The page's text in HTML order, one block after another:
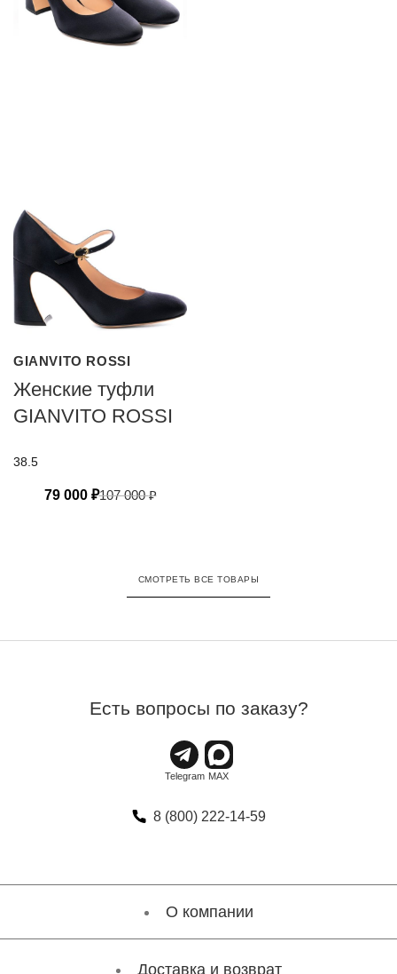
GIANVITO ROSSI
Женские туфли
GIANVITO ROSSI
38.5
79 000 ₽107 000₽
СМОТРЕТЬ ВСЕ ТОВАРЫ
Есть вопросы по заказу?
8 (800) 222-14-59
О компании
Доставка и возврат